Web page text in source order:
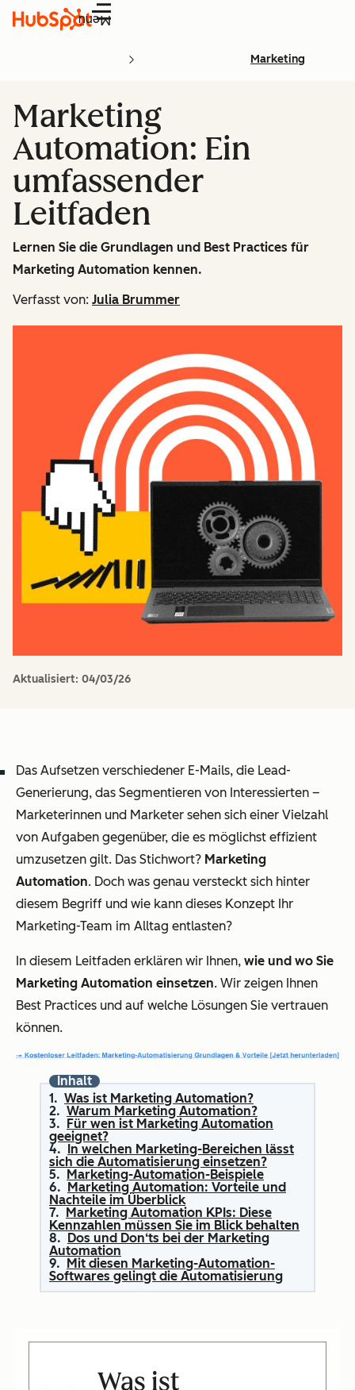
Menü
Marketing
Marketing
Automation: Ein
umfassender
Leitfaden
Lernen Sie die Grundlagen und Best Practices für
Marketing Automation kennen.
Verfasst von: Julia Brummer
Aktualisiert: 04/03/26
Das Aufsetzen verschiedener E-Mails, die Lead-
Generierung, das Segmentieren von Interessierten –
Marketerinnen und Marketer sehen sich einer Vielzahl
von Aufgaben gegenüber, die es möglichst effizient
umzusetzen gilt. Das Stichwort? Marketing
Automation. Doch was genau versteckt sich hinter
diesem Begriff und wie kann dieses Konzept Ihr
Marketing-Team im Alltag entlasten?
In diesem Leitfaden erklären wir Ihnen, wie und wo Sie
Marketing Automation einsetzen. Wir zeigen Ihnen
Best Practices und auf welche Lösungen Sie vertrauen
können.
Inhalt
Was ist Marketing Automation?
Warum Marketing Automation?
Für wen ist Marketing Automation
geeignet?
In welchen Marketing-Bereichen lässt
sich die Automatisierung einsetzen?
Marketing-Automation-Beispiele
Marketing Automation: Vorteile und
Nachteile im Überblick
Marketing Automation KPIs: Diese
Kennzahlen müssen Sie im Blick behalten
Dos und Don‘ts bei der Marketing
Automation
Mit diesen Marketing-Automation-
Softwares gelingt die Automatisierung
Was ist